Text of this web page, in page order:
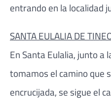
entrando en la localidad
SANTA EULALIA DE
En Santa Eulalia, junto a
tomamos el camino que
encrucijada, se sigue el